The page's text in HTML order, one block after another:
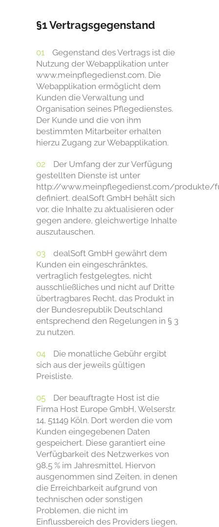
§1 Vertragsgegenstand
Gegenstand des Vertrags ist die
Nutzung der Webapplikation unter
www.meinpflegedienst.com. Die
Webapplikation ermöglicht dem
Kunden die Verwaltung und
Organisation seines Pflegedienstes.
Der Kunde und die von ihm
bestimmten Mitarbeiter erhalten
hierzu Zugang zur Webapplikation.
Der Umfang der zur Verfügung
gestellten Dienste ist unter
http://www.meinpflegedienst.com/produkte/
definiert. dealSoft GmbH behält sich
vor, die Inhalte zu aktualisieren oder
gegen andere, gleichwertige Inhalte
auszutauschen.
dealSoft GmbH gewährt dem
Kunden ein eingeschränktes,
vertraglich festgelegtes, nicht
ausschließliches und nicht auf Dritte
übertragbares Recht, das Produkt in
der Bundesrepublik Deutschland
entsprechend den Regelungen in § 3
zu nutzen.
Die monatliche Gebühr ergibt
sich aus der jeweils gültigen
Preisliste.
Der beauftragte Host ist die
Firma Host Europe GmbH, Welserstr.
14, 51149 Köln. Dort werden die vom
Kunden eingegebenen Daten
gespeichert. Diese garantiert eine
Verfügbarkeit des Netzwerkes von
98,5 % im Jahresmittel. Hiervon
ausgenommen sind Zeiten, in denen
die Erreichbarkeit aufgrund von
technischen oder sonstigen
Problemen, die nicht im
Einflussbereich des Providers liegen,